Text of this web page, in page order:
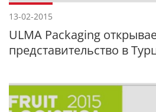
13-02-2015
ULMA Packaging
представительство в